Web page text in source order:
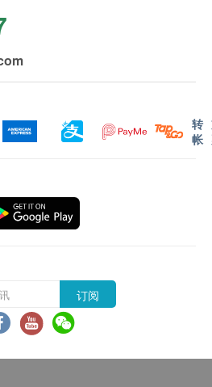
生讲解报告将于AI Medical
况下，需大概3-5个工作天跟
天不包括星期六、日及公众假
间会因应不同情况而有所延
现金、不可转让及转换为其他
他项目同时使用，并只适用于
清楚并同意 博思医学诊断中
。
康网购health.ESDlife及博思医
终决定权。
转
帐
订阅